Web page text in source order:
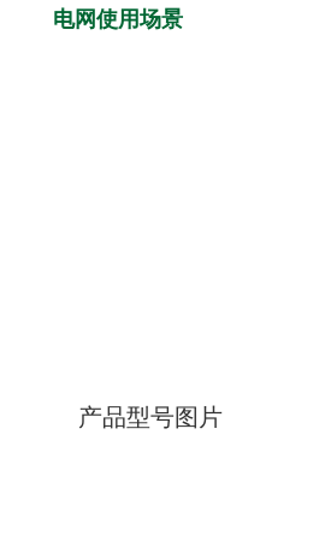
电网使用场景
产品型号图片